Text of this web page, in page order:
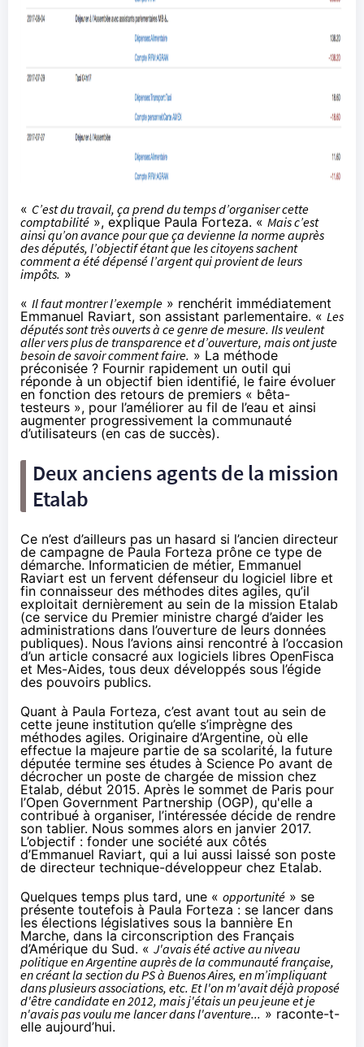
« C’est du travail, ça prend du temps d’organiser cette
comptabilité », explique Paula Forteza. « Mais c’est
ainsi qu’on avance pour que ça devienne la norme auprès
des députés, l’objectif étant que les citoyens sachent
comment a été dépensé l’argent qui provient de leurs
impôts. »
« Il faut montrer l’exemple » renchérit immédiatement
Emmanuel Raviart, son assistant parlementaire. « Les
députés sont très ouverts à ce genre de mesure. Ils veulent
aller vers plus de transparence et d’ouverture, mais ont juste
besoin de savoir comment faire. » La méthode
préconisée ? Fournir rapidement un outil qui
réponde à un objectif bien identifié, le faire évoluer
en fonction des retours de premiers « bêta-
testeurs », pour l’améliorer au fil de l’eau et ainsi
augmenter progressivement la communauté
d’utilisateurs (en cas de succès).
Deux anciens agents de la mission
Etalab
Ce n’est d’ailleurs pas un hasard si l’ancien directeur
de campagne de Paula Forteza prône ce type de
démarche. Informaticien de métier, Emmanuel
Raviart est un fervent défenseur du logiciel libre et
fin connaisseur des méthodes dites agiles, qu’il
exploitait dernièrement au sein de la mission Etalab
(ce service du Premier ministre chargé d’aider les
administrations dans l’ouverture de leurs données
publiques). Nous l’avions ainsi rencontré à l’occasion
d’un article consacré aux logiciels libres OpenFisca
et Mes-Aides, tous deux développés sous l’égide
des pouvoirs publics.
Quant à Paula Forteza, c’est avant tout au sein de
cette jeune institution qu’elle s’imprègne des
méthodes agiles. Originaire d’Argentine, où elle
effectue la majeure partie de sa scolarité, la future
députée termine ses études à Science Po avant de
décrocher un poste de chargée de mission chez
Etalab, début 2015. Après le sommet de Paris pour
l’Open Government Partnership (OGP), qu'elle a
contribué à organiser, l’intéressée décide de rendre
son tablier. Nous sommes alors en janvier 2017.
L’objectif : fonder une société aux côtés
d’Emmanuel Raviart, qui a lui aussi laissé son poste
de directeur technique-développeur chez Etalab.
Quelques temps plus tard, une « opportunité » se
présente toutefois à Paula Forteza : se lancer dans
les élections législatives sous la bannière En
Marche, dans la circonscription des Français
d’Amérique du Sud. « J'avais été active au niveau
politique en Argentine auprès de la communauté française,
en créant la section du PS à Buenos Aires, en m’impliquant
dans plusieurs associations, etc. Et l'on m'avait déjà proposé
d'être candidate en 2012, mais j'étais un peu jeune et je
n'avais pas voulu me lancer dans l'aventure... » raconte-t-
elle aujourd’hui.